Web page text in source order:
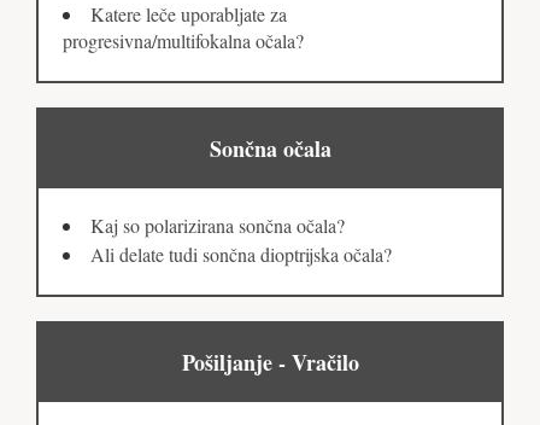
Katere leče uporabljate za
progresivna/multifokalna očala?
Sončna očala
Kaj so polarizirana sončna očala?
Ali delate tudi sončna dioptrijska očala?
Pošiljanje - Vračilo